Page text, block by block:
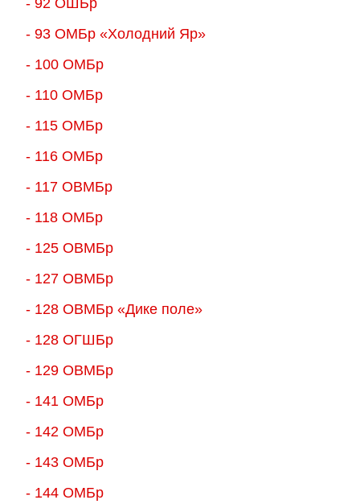
- 93 ОМБр «Холодний Яр»
- 100 ОМБр
- 110 ОМБр
- 115 ОМБр
- 116 ОМБр
- 117 ОВМБр
- 118 ОМБр
- 125 ОВМБр
- 127 ОВМБр
- 128 ОВМБр «Дике поле»
- 128 ОГШБр
- 129 ОВМБр
- 141 ОМБр
- 142 ОМБр
- 143 ОМБр
- 144 ОМБр